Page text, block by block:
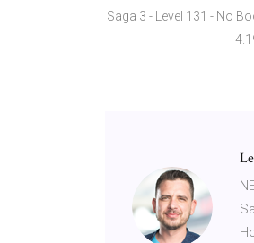
Saga 3 - Level 131 - No